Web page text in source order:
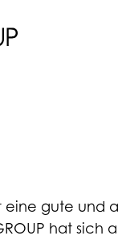
eine gute und
hat sich